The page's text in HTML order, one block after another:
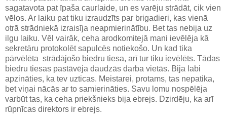
sagatavota pat īpaša caurlaide, un es varēju strādāt, cik vien
vēlos. Ar laiku pat tiku izraudzīts par brigadieri, kas vienā
otrā strādniekā izraisīja neapmierinātību. Bet tas nebija uz
ilgu laiku. Vēl vairāk, ceha arodkomitejā mani ievēlēja kā
sekretāru protokolēt sapulcēs notiekošo. Un kad tika
pārvēlēta strādājošo biedru tiesa, arī tur tiku ievēlēts. Tādas
biedru tiesas pastāvēja daudzās darba vietās. Bija labi
apzināties, ka tev uzticas. Meistarei, protams, tas nepatika,
bet viņai nācās ar to samierināties. Savu lomu nospēlēja
varbūt tas, ka ceha priekšnieks bija ebrejs. Dzirdēju, ka arī
rūpnīcas direktors ir ebrejs.